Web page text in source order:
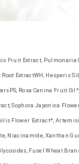
Fruit Extract,
ExtractWH, Hesperis
Rosa Canina Fruit
Sophora Japonica
Flower Extract*,
Niacinamide, Xanthan
Fusel Wheat